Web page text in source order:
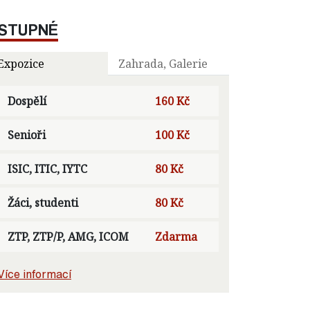
Zahrada, Galerie
Dospělí 160 Kč
Senioři 100 Kč
ISIC, ITIC, IYTC 80 Kč
Žáci, studenti 80 Kč
ZTP, ZTP/P, AMG, ICOM Zdarma
informací